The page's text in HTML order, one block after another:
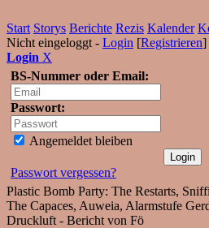
Start Storys Berichte Rezis Kalender
Nicht eingeloggt - Login [Registrieren]
Login X
BS-Nummer oder Email:
Passwort:
Angemeldet bleiben
Passwort vergessen?
Plastic Bomb Party: The Restarts,
The Capaces, Auweia, Alarmstufe
Druckluft - Bericht von Fö